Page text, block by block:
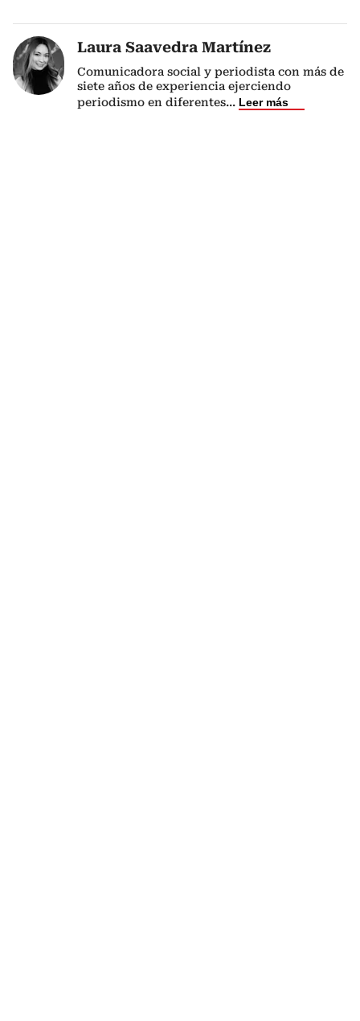
Laura Saavedra Martínez
Comunicadora social y periodista con más de
siete años de experiencia ejerciendo
periodismo en diferentes... Leer más